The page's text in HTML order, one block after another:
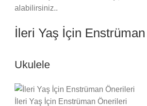
alabilirsiniz..
İleri Yaş İçin
Ukulele
İleri Yaş İçin Enstrüman Önerileri